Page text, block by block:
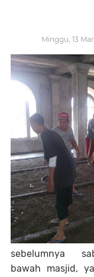
Minggu, 13
sebelumnya
bawah masjid,